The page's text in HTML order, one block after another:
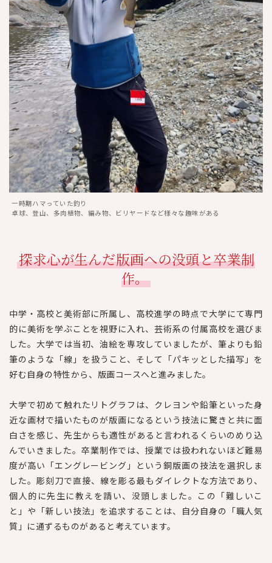
一時期ハマっていた釣り
卓球、登山、多肉植物、編み物、ビリヤードなど様々な趣味がある
探求心が生んだ版画への没頭と卒業制
作。
中学・高校と美術部に所属し、高校進学の時点で大学にて専門
的に美術を学ぶことを視野に入れ、芸術系の付属高校を選びま
した。大学では当初、油絵を専攻していましたが、筆よりも鉛
筆のような「線」を扱うこと、そして「パキッとした描写」を
好む自身の特性から、版画コースへと進みました。
大学で初めて触れたリトグラフは、クレヨンや鉛筆といった身
近な画材で描いたものが版画になるという技法に驚きと共に面
白さを感じ、先生からも適性があると言われるくらいのめり込
んでいきました。卒業制作では、授業では扱われないほど難易
度が高い「エングレービング」という銅版画の技法を選択しま
した。彫刻刀で直接、線を彫る最もダイレクトな方法であり、
個人的に先生に教えを請い、没頭しました。この「難しいこ
と」や「新しい技法」を追求することは、自分自身の「職人気
質」に通ずるものがあると考えています。